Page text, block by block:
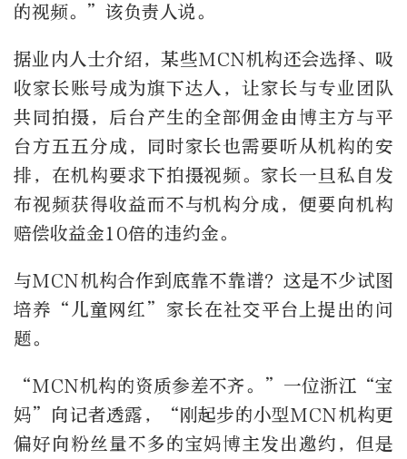
的视频。”该负责人说。
据业内人士介绍，某些MCN机构还会选择、吸
收家长账号成为旗下达人，让家长与专业团队
共同拍摄，后台产生的全部佣金由博主方与平
台方五五分成，同时家长也需要听从机构的安
排，在机构要求下拍摄视频。家长一旦私自发
布视频获得收益而不与机构分成，便要向机构
赔偿收益金10倍的违约金。
与MCN机构合作到底靠不靠谱？这是不少试图
培养“儿童网红”家长在社交平台上提出的问
题。
“MCN机构的资质参差不齐。”一位浙江“宝
妈”向记者透露，“刚起步的小型MCN机构更
偏好向粉丝量不多的宝妈博主发出邀约，但是